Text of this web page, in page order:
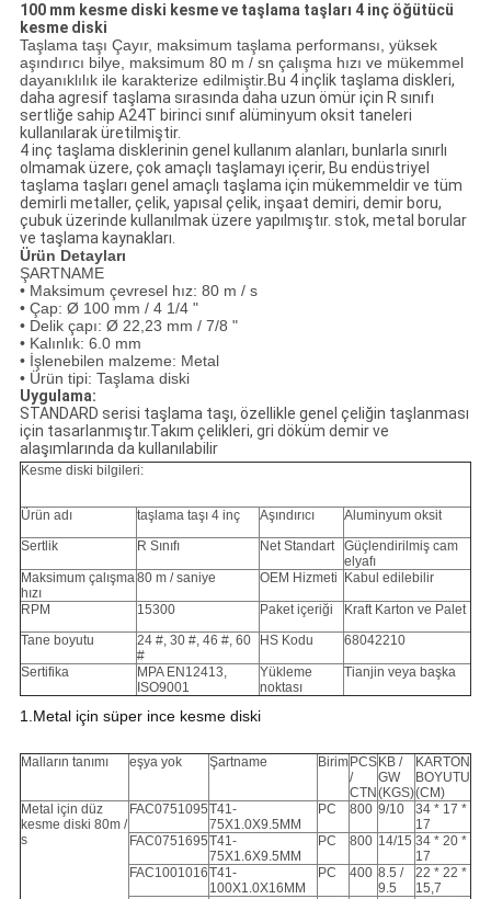
100 mm kesme diski kesme ve taşlama taşları 4 inç öğütücü
kesme diski
Taşlama taşı Çayır, maksimum taşlama performansı, yüksek
aşındırıcı bilye, maksimum 80 m / sn çalışma hızı ve mükemmel
dayanıklılık ile karakterize edilmiştir.Bu 4 inçlik taşlama diskleri,
daha agresif taşlama sırasında daha uzun ömür için R sınıfı
sertliğe sahip A24T birinci sınıf alüminyum oksit taneleri
kullanılarak üretilmiştir.
4 inç taşlama disklerinin genel kullanım alanları, bunlarla sınırlı
olmamak üzere, çok amaçlı taşlamayı içerir, Bu endüstriyel
taşlama taşları genel amaçlı taşlama için mükemmeldir ve tüm
demirli metaller, çelik, yapısal çelik, inşaat demiri, demir boru,
çubuk üzerinde kullanılmak üzere yapılmıştır. stok, metal borular
ve taşlama kaynakları.
Ürün Detayları
ŞARTNAME
• Maksimum çevresel hız: 80 m / s
• Çap: Ø 100 mm / 4 1/4 "
• Delik çapı: Ø 22,23 mm / 7/8 "
• Kalınlık: 6.0 mm
• İşlenebilen malzeme: Metal
• Ürün tipi: Taşlama diski
Uygulama:
STANDARD serisi taşlama taşı, özellikle genel çeliğin taşlanması
için tasarlanmıştır.Takım çelikleri, gri döküm demir ve
alaşımlarında da kullanılabilir
Kesme diski bilgileri:
Ürün adı taşlama taşı 4 inç Aşındırıcı
Aluminyum oksit
Sertlik
R Sınıfı Net Standart
Güçlendirilmiş cam
elyafı
Maksimum çalışma
hızı
80 m / saniye OEM Hizmeti Kabul edilebilir
RPM 15300 Paket içeriği
Kraft Karton ve Palet
Tane boyutu
24 #, 30 #, 46 #, 60
#
HS Kodu 68042210
Sertifika
MPA EN12413,
ISO9001
Yükleme
noktası
Tianjin veya başka
1.Metal için süper ince kesme diski
Malların tanımı eşya yok Şartname Birim PCS
/
CTN
KB /
GW
(KGS)
KARTON
BOYUTU
(CM)
Metal için düz
kesme diski 80m /
s
FAC0751095T41-
75X1.0X9.5MM
PC 800 9/10
34 * 17 *
17
FAC0751695T41-
75X1.6X9.5MM
PC 800 14/15 34 * 20 *
17
FAC1001016T41-
100X1.0X16MM
PC 400 8.5 /
9.5
22 * 22 * ​​
15,7